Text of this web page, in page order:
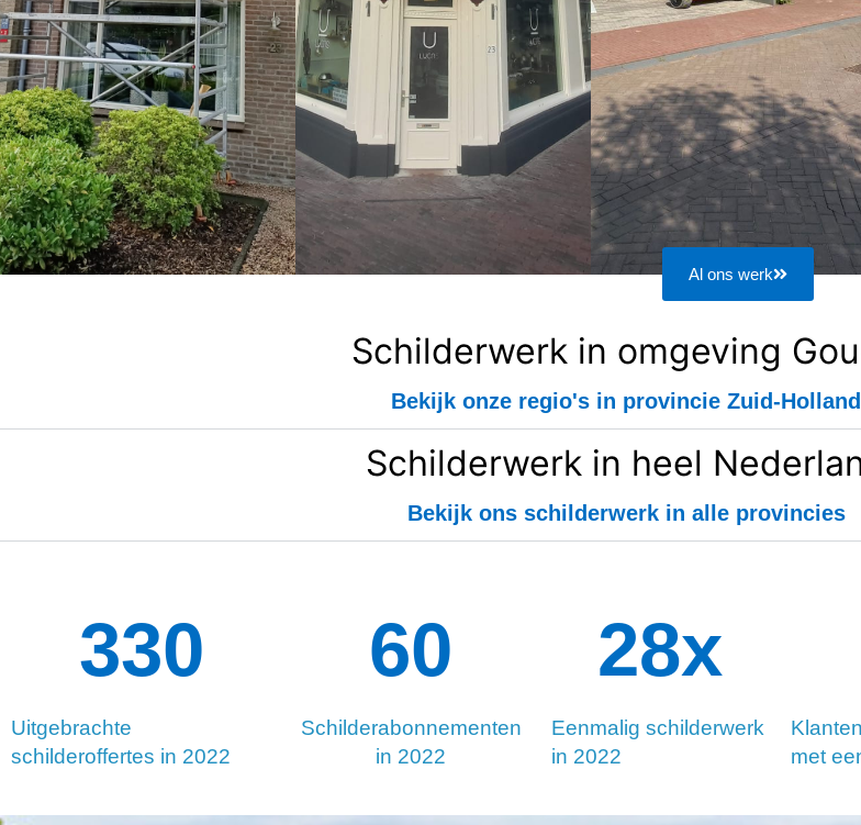
Al ons werk
Schilderwerk in omgeving
Bekijk onze regio's in provincie Zuid-Holland
Schilderwerk in heel
Bekijk ons schilderwerk in alle provincies
Uitgebrachte
schilderoffertes in 2022
334
Schilderabonnementen
in 2022
127
Eenmalig schilderwerk
in 2022
34x
met